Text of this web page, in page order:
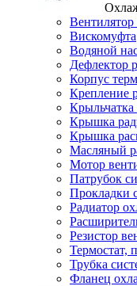
Вентилятор
Вискомуфта
Водяной
Дефлектор
Корпус
Крепление
Крыльчатка
Крышка
Крышка
Масляный
Мотор
Патрубок
Прокладки
Радиатор
Резистор
Термостат,
Трубка
Фланец